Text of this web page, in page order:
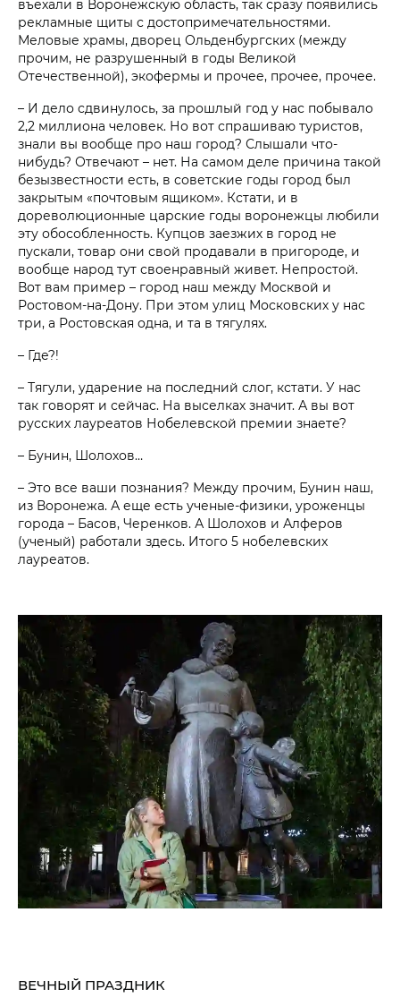
въехали в Воронежскую область, так сразу появились
рекламные щиты с достопримечательностями.
Меловые храмы, дворец Ольденбургских (между
прочим, не разрушенный в годы Великой
Отечественной), экофермы и прочее, прочее, прочее.
– И дело сдвинулось, за прошлый год у нас побывало
2,2 миллиона человек. Но вот спрашиваю туристов,
знали вы вообще про наш город? Слышали что-
нибудь? Отвечают – нет. На самом деле причина такой
безызвестности есть, в советские годы город был
закрытым «почтовым ящиком». Кстати, и в
дореволюционные царские годы воронежцы любили
эту обособленность. Купцов заезжих в город не
пускали, товар они свой продавали в пригороде, и
вообще народ тут своенравный живет. Непростой.
Вот вам пример – город наш между Москвой и
Ростовом-на-Дону. При этом улиц Московских у нас
три, а Ростовская одна, и та в тягулях.
– Где?!
– Тягули, ударение на последний слог, кстати. У нас
так говорят и сейчас. На выселках значит. А вы вот
русских лауреатов Нобелевской премии знаете?
– Бунин, Шолохов…
– Это все ваши познания? Между прочим, Бунин наш,
из Воронежа. А еще есть ученые-физики, уроженцы
города – Басов, Черенков. А Шолохов и Алферов
(ученый) работали здесь. Итого 5 нобелевских
лауреатов.
ВЕЧНЫЙ ПРАЗДНИК